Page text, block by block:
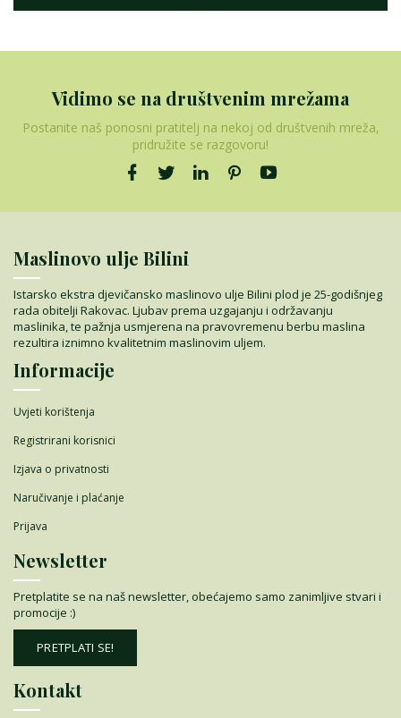
Vidimo se na društvenim mrežama
Postanite naš ponosni pratitelj na nekoj od društvenih mreža,
pridružite se razgovoru!
Maslinovo ulje Bilini
Istarsko ekstra djevičansko maslinovo ulje Bilini plod je 25-godišnjeg
rada obitelji Rakovac. Ljubav prema uzgajanju i održavanju
maslinika, te pažnja usmjerena na pravovremenu berbu maslina
rezultira iznimno kvalitetnim maslinovim uljem.
Informacije
Uvjeti korištenja
Registrirani korisnici
Izjava o privatnosti
Naručivanje i plaćanje
Prijava
Newsletter
Pretplatite se na naš newsletter, obećajemo samo zanimljive stvari i
promocije :)
PRETPLATI SE!
Kontakt